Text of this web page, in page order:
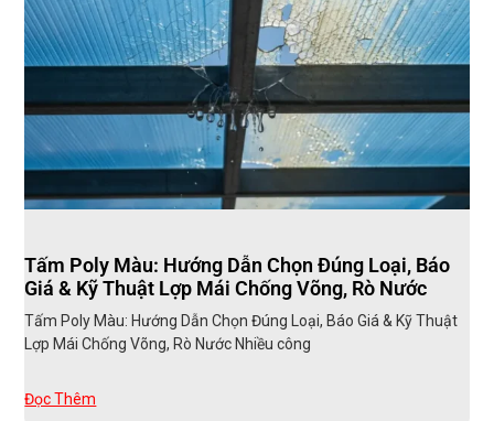
Tấm Poly Màu: Hướng Dẫn Chọn Đúng Loại, Báo
Giá & Kỹ Thuật Lợp Mái Chống Võng, Rò Nước
Tấm Poly Màu: Hướng Dẫn Chọn Đúng Loại, Báo Giá & Kỹ Thuật
Lợp Mái Chống Võng, Rò Nước Nhiều công
Đọc Thêm